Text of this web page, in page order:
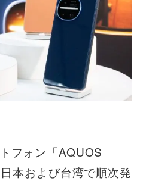
フォン「AQUOS
本および台湾で順次発